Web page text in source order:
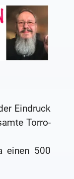
Eindruck
Torro-
einen 500